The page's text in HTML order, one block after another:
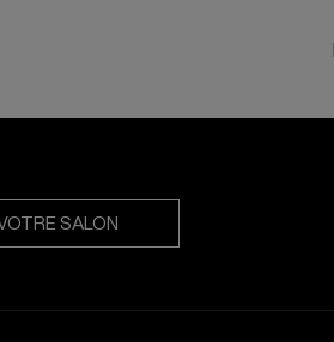
SALON